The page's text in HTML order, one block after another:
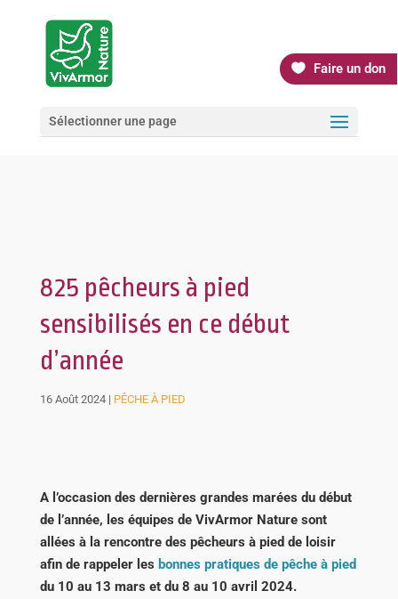
Faire un don
Sélectionner une page
825 pêcheurs à pied
sensibilisés en ce début
d’année
16 Août 2024| PÊCHE À PIED
A l’occasion des dernières grandes marées du début
de l’année, les équipes de VivArmor Nature sont
allées à la rencontre des pêcheurs à pied de loisir
afin de rappeler les bonnes pratiques de pêche à pied
du 10 au 13 mars et du 8 au 10 avril 2024.